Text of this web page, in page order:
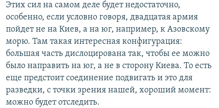
Этих сил на самом деле будет недостаточно,
особенно, если условно говоря, двадцатая армия
пойдет не на Киев, а на юг, например, к Азовскому
морю. Там такая интересная конфигурация:
большая часть дислоцирована так, чтобы ее можно
было направить на юг, а не в сторону Киева. То есть
еще предстоит соединение подвигать и это для
разведки, с точки зрения нашей, хороший момент:
можно будет отследить.